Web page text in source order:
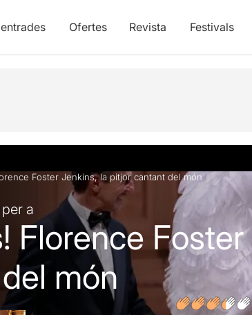
Ofertes Revista Festivals
Fotos i vídeos Opinions Articles
Foster Jenkins, la pitjor cantant del món
a
Florence
món